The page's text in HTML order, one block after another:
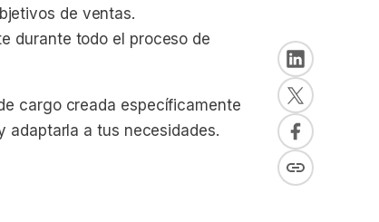
de ventas.
durante todo el proceso de
cargo creada específicamente
adaptarla a tus necesidades.